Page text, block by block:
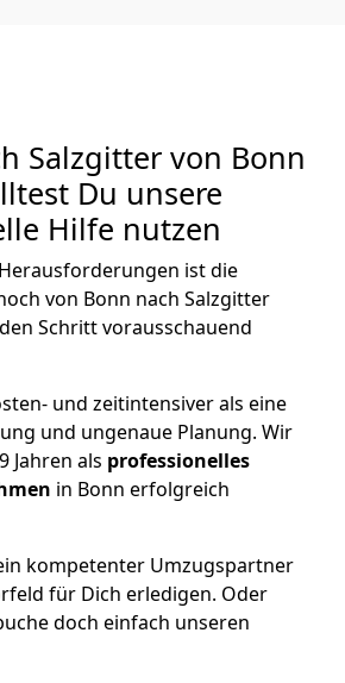
Salzgitter von Bonn
Du unsere
Hilfe nutzen
ist die
von Bonn nach Salzgitter
Schritt vorausschauend
und zeitintensiver als eine
und ungenaue Planung. Wir
Jahren als professionelles
in Bonn erfolgreich
kompetenter Umzugspartner
für Dich erledigen. Oder
doch einfach unseren